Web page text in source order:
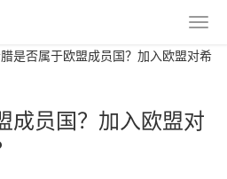
是否属于欧盟成员国？加入欧盟对希
成员国？加入欧盟对